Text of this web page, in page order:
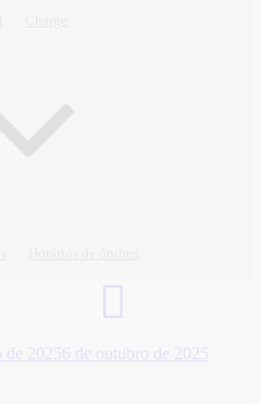
de 20256 de outubro de 2025